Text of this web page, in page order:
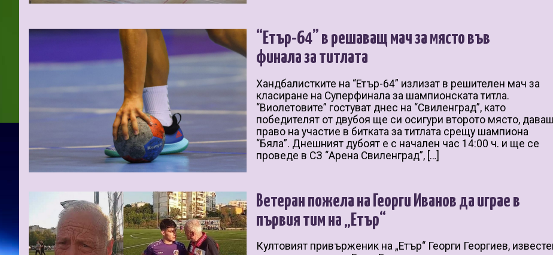
“Етър-64” в решаващ мач за място във
финала за титлата
Хандбалистките на “Етър-64” излизат в решителен мач за
класиране на Суперфинала за шампионската титла.
“Виолетовите” гостуват днес на “Свиленград”, като
победителят от двубоя ще си осигури второто място,
право на участие в битката за титлата срещу шампиона
“Бяла”. Днешният дубоят е с начален час 14:00 ч. и ще се
проведе в СЗ “Арена Свиленград”, […]
Ветеран пожела на Георги Иванов да играе в
първия тим на „Етър“
Култовият привърженик на „Етър“ Георги Георгиев,